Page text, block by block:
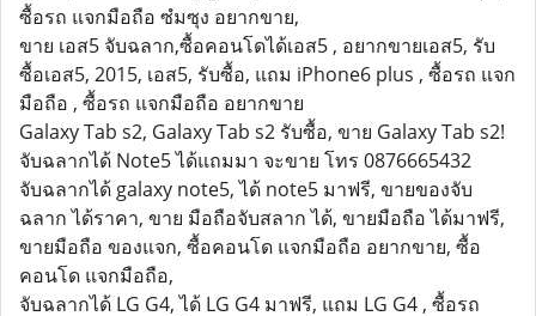
ซื้อรถ แจกมือถือ ซํมซุง อยากขาย,
ขาย เอส5 จับฉลาก,ซื้อคอนโดได้เอส5 , อยากขายเอส5, รับ
ซื้อเอส5, 2015, เอส5, รับซื้อ, แถม iPhone6 plus , ซื้อรถ แจก
มือถือ , ซื้อรถ แจกมือถือ อยากขาย
Galaxy Tab s2, Galaxy Tab s2 รับซื้อ, ขาย Galaxy Tab s2!
จับฉลากได้ Note5 ได้แถมมา จะขาย โทร 0876665432
จับฉลากได้ galaxy note5, ได้ note5 มาฟรี, ขายของจับ
ฉลาก ได้ราคา, ขาย มือถือจับสลาก ได้, ขายมือถือ ได้มาฟรี,
ขายมือถือ ของแจก, ซื้อคอนโด แจกมือถือ อยากขาย, ซื้อ
คอนโด แจกมือถือ,
จับฉลากได้ LG G4, ได้ LG G4 มาฟรี, แถม LG G4 , ซื้อรถ